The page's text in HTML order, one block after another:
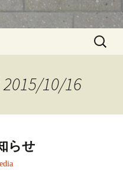
検
索:
10/16
らせ